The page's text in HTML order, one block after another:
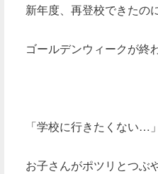
新年度、再登校できたの
ゴールデンウィークが終
「学校に行きたくない…」
お子さんがポツリとつぶ